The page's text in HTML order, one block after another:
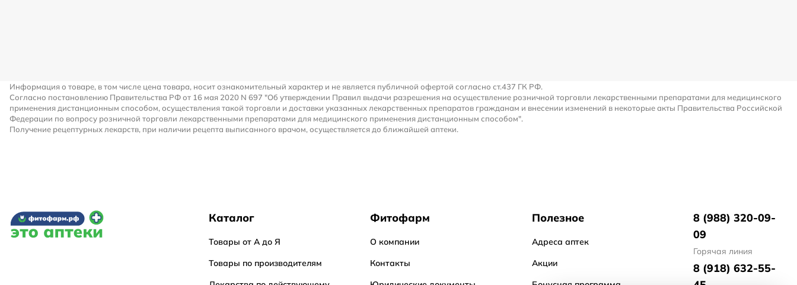
Информация о товаре, в том числе цена товара, носит ознакомительный характер и не является публичной офертой согласно ст.437 ГК РФ.
Согласно постановлению Правительства РФ от 16 мая 2020 N 697 "Об утверждении Правил выдачи разрешения на осуществление розничной торговли лекарственными препаратами для медицинского
применения дистанционным способом, осуществления такой торговли и доставки указанных лекарственных препаратов гражданам и внесении изменений в некоторые акты Правительства Российской
Федерации по вопросу розничной торговли лекарственными препаратами для медицинского применения дистанционным способом".
Получение рецептурных лекарств, при наличии рецепта выписанного врачом, осуществляется до ближайшей аптеки.
Каталог
Товары от А до Я
Товары по производителям
Фитофарм
О компании
Контакты
Полезное
Адреса аптек
Акции
8 (988) 320-09-
09
Горячая линия
8 (918) 632-55-